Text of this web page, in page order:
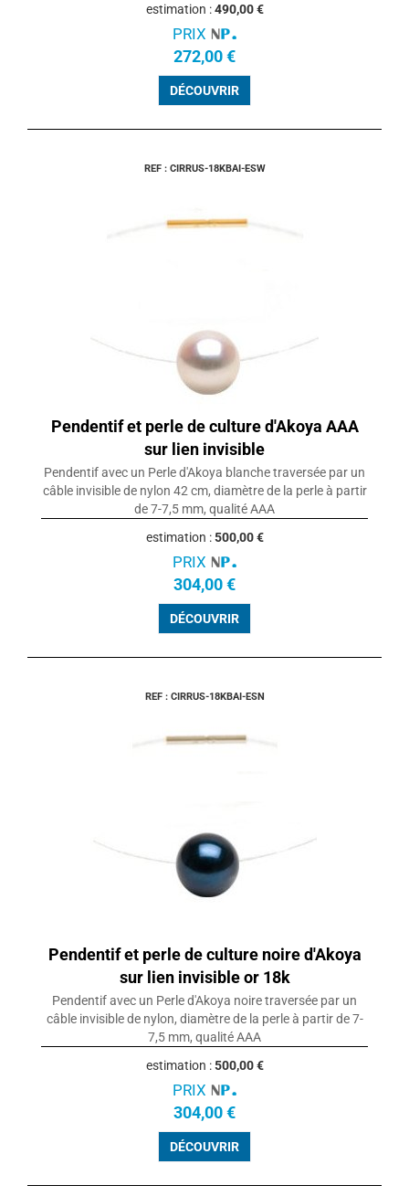
estimation :490,00 €
PRIX
272,00 €
DÉCOUVRIR
REF : CIRRUS-18KBAI-ESW
Pendentif et perle de culture d'Akoya AAA
sur lien invisible
Pendentif avec un Perle d'Akoya blanche traversée par un
câble invisible de nylon 42 cm, diamètre de la perle à partir
de 7-7,5 mm, qualité AAA
estimation :500,00 €
PRIX
304,00 €
DÉCOUVRIR
REF : CIRRUS-18KBAI-ESN
Pendentif et perle de culture noire d'Akoya
sur lien invisible or 18k
Pendentif avec un Perle d'Akoya noire traversée par un
câble invisible de nylon, diamètre de la perle à partir de 7-
7,5 mm, qualité AAA
estimation :500,00 €
PRIX
304,00 €
DÉCOUVRIR